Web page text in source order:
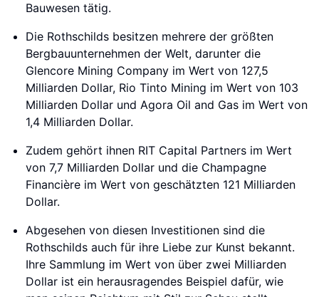
Bauwesen tätig.
Die Rothschilds besitzen mehrere der größten
Bergbauunternehmen der Welt, darunter die
Glencore Mining Company im Wert von 127,5
Milliarden Dollar, Rio Tinto Mining im Wert von 103
Milliarden Dollar und Agora Oil and Gas im Wert von
1,4 Milliarden Dollar.
Zudem gehört ihnen RIT Capital Partners im Wert
von 7,7 Milliarden Dollar und die Champagne
Financière im Wert von geschätzten 121 Milliarden
Dollar.
Abgesehen von diesen Investitionen sind die
Rothschilds auch für ihre Liebe zur Kunst bekannt.
Ihre Sammlung im Wert von über zwei Milliarden
Dollar ist ein herausragendes Beispiel dafür, wie